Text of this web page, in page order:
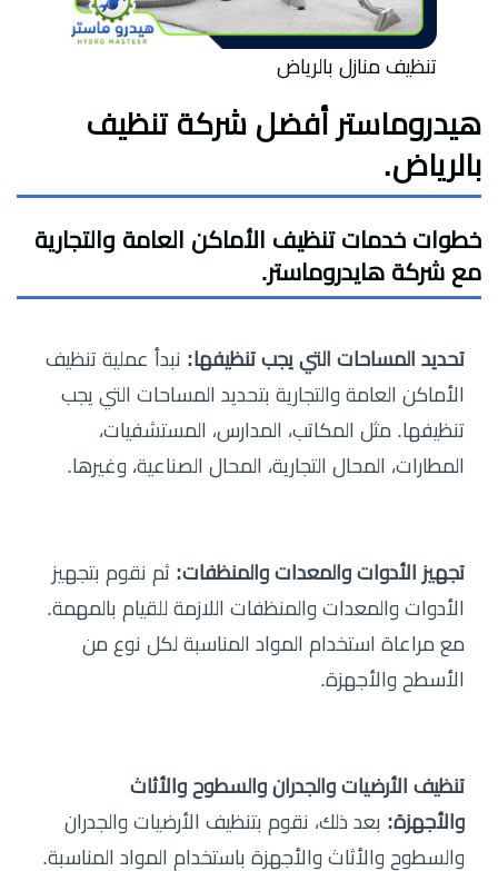
تنظيف منازل بالرياض
هيدروماستر أفضل شركة تنظيف
بالرياض.
خطوات خدمات تنظيف الأماكن العامة والتجارية
مع شركة هايدروماستر.
تحديد المساحات التي يجب تنظيفها: نبدأ عملية تنظيف
الأماكن العامة والتجارية بتحديد المساحات التي يجب
تنظيفها. مثل المكاتب، المدارس، المستشفيات،
المطارات، المحال التجارية، المحال الصناعية، وغيرها.
تجهيز الأدوات والمعدات والمنظفات: ثم نقوم بتجهيز
الأدوات والمعدات والمنظفات اللازمة للقيام بالمهمة.
مع مراعاة استخدام المواد المناسبة لكل نوع من
الأسطح والأجهزة.
تنظيف الأرضيات والجدران والسطوح والأثاث
والأجهزة: بعد ذلك، نقوم بتنظيف الأرضيات والجدران
والسطوح والأثاث والأجهزة باستخدام المواد المناسبة.